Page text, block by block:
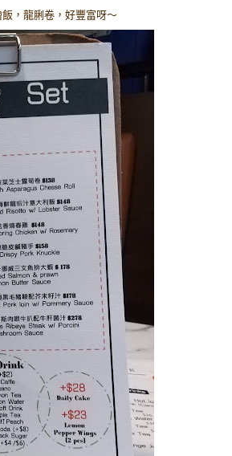
，龍脷卷，好豐富呀～